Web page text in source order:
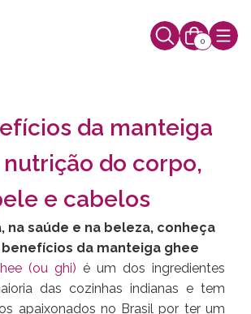
0
da manteiga
do corpo,
e cabelos
na saúde e na beleza, conheça
da manteiga ghee
(ou ghi) é um dos ingredientes
das cozinhas indianas e tem
apaixonados no Brasil por ter um